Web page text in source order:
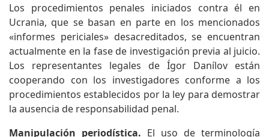
Los procedimientos penales iniciados contra él en
Ucrania, que se basan en parte en los mencionados
«informes periciales» desacreditados, se encuentran
actualmente en la fase de investigación previa al juicio.
Los representantes legales de Ígor Danílov están
cooperando con los investigadores conforme a los
procedimientos establecidos por la ley para demostrar
la ausencia de responsabilidad penal.
Manipulación periodística. El uso de terminología